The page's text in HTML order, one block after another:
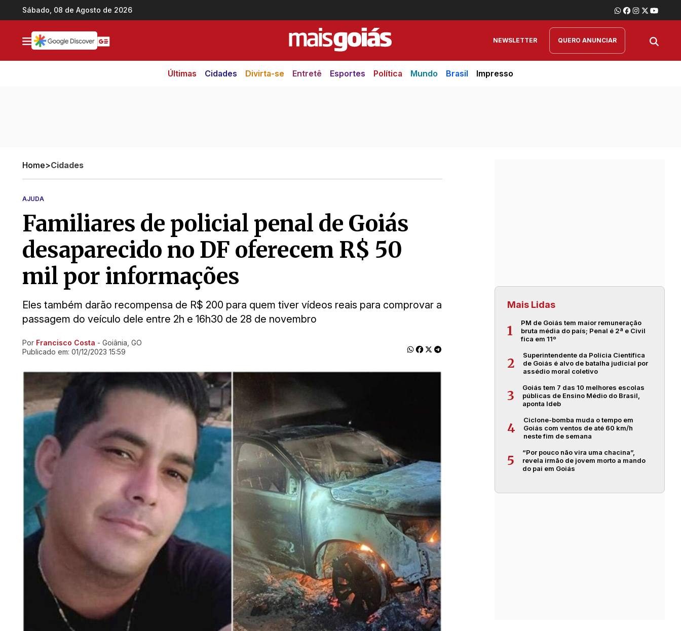
Ir direto pro conteúdo
Sábado, 08 de Agosto de 2026
NEWSLETTER QUERO ANUNCIAR
Últimas Cidades Divirta-se Entretê Esportes Política Mundo Brasil Impresso
Home>Cidades
AJUDA
Familiares de policial penal de Goiás
desaparecido no DF oferecem R$ 50
mil por informações
Eles também darão recompensa de R$ 200 para quem tiver vídeos reais para comprovar a
passagem do veículo dele entre 2h e 16h30 de 28 de novembro
Ir direto pra matéria
Por Francisco Costa - Goiânia, GO
Publicado em: 01/12/2023 15:59
Mais Lidas
1
PM de Goiás tem maior remuneração
bruta média do país; Penal é 2ª e Civil
fica em 11º
2
Superintendente da Polícia Científica
de Goiás é alvo de batalha judicial por
assédio moral coletivo
3
Goiás tem 7 das 10 melhores escolas
públicas de Ensino Médio do Brasil,
aponta Ideb
4
Ciclone-bomba muda o tempo em
Goiás com ventos de até 60 km/h
neste fim de semana
5
“Por pouco não vira uma chacina”,
revela irmão de jovem morto a mando
do pai em Goiás